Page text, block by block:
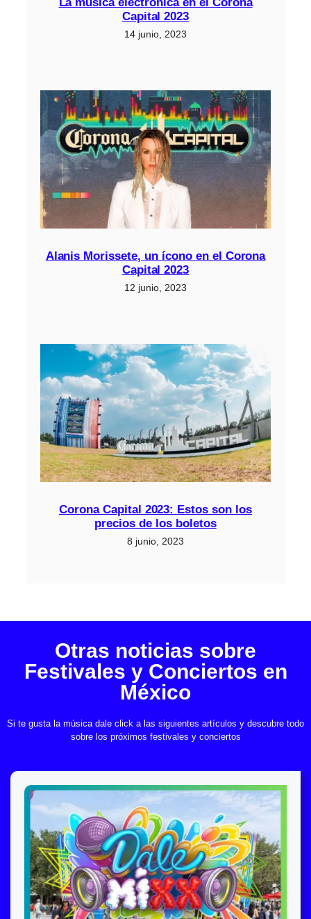
Capital 2023
14 junio, 2023
Alanis Morissete, un ícono en el Corona
Capital 2023
12 junio, 2023
Corona Capital 2023: Estos son los
precios de los boletos
8 junio, 2023
Otras noticias sobre
Festivales y Conciertos en
México
Si te gusta la música dale click a las siguientes artículos y descubre todo
sobre los próximos festivales y conciertos